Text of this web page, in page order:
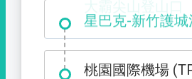
大霸尖山登山口
桃園國際機場